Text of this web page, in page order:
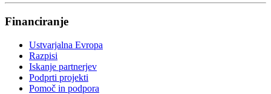
Financiranje
Ustvarjalna Evropa
Razpisi
Iskanje partnerjev
Podprti projekti
Pomoč in podpora